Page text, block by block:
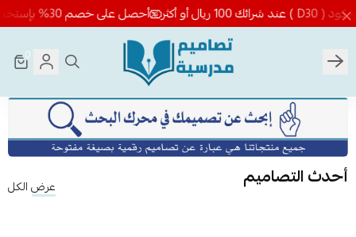
أحصل على خصم 30% بإستخدام كود ( D30 ) عند شرائك 100 ريال أو أكثر
تصاميم مدرسية 0
أحدث التصاميم عرض الكل